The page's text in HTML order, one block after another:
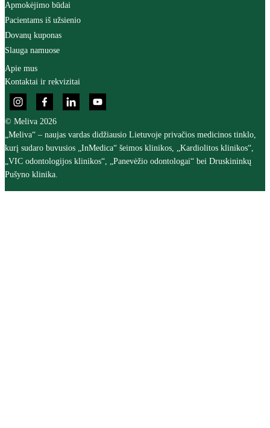
Apmokėjimo būdai
Pacientams iš užsienio
Dovanų kuponas
Slauga namuose
Apie mus
Kontaktai ir rekvizitai
© Meliva 2026
„Meliva“ – naujas vardas didžiausio Lietuvoje privačios medicinos tinklo,
kurį sudaro buvusios „InMedica“ šeimos klinikos, „Kardiolitos klinikos“,
„VIC odontologijos klinikos“, „Panevėžio odontologai“ bei Druskininkų
Pušyno klinika.